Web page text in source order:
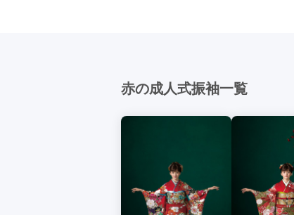
赤の成人式振袖一覧